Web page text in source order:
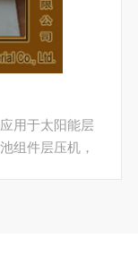
用于太阳能层
组件层压机，